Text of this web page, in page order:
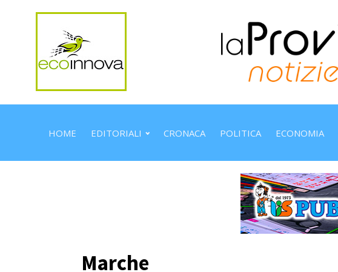
HOME EDITORIALI CRONACA POLITICA ECONOMIA
Marche